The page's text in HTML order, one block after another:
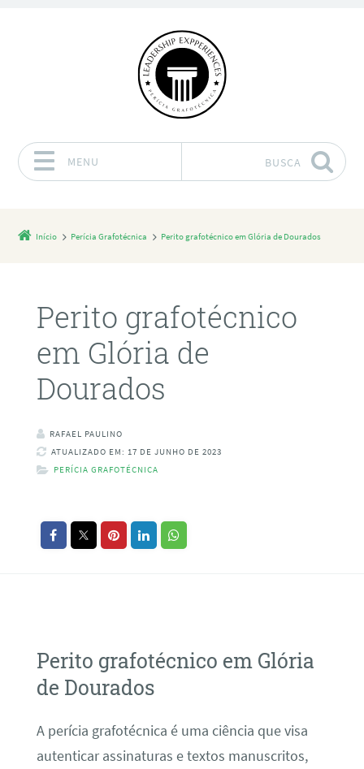
MENU BUSCA
Início Perícia Grafotécnica Perito grafotécnico em Glória de Dourados
Perito grafotécnico
em Glória de
Dourados
RAFAEL PAULINO
ATUALIZADO EM: 17 DE JUNHO DE 2023
PERÍCIA GRAFOTÉCNICA
Perito grafotécnico em Glória
de Dourados
A perícia grafotécnica é uma ciência que visa
autenticar assinaturas e textos manuscritos,